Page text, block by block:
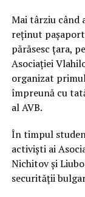
Mai târziu când
reținut
părăsesc țara,
Asociației
organizat
împreună cu
al AVB.
În timpul
activiști ai
Nichitov și
securității